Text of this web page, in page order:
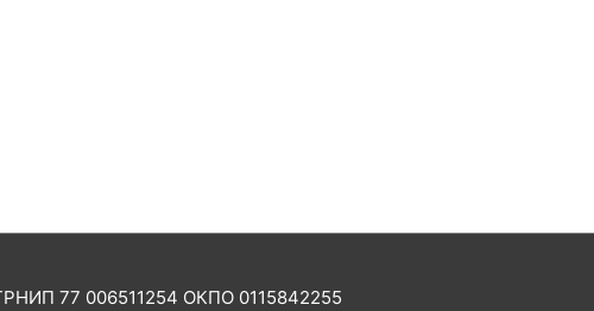
77 006511254 ОКПО 0115842255